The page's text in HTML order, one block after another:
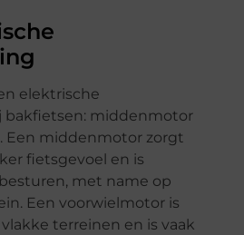
elektrische
bakfietsen: middenmotor
Een middenmotor zorgt
fietsgevoel en is
met name op
Een voorwielmotor is
terreinen en is vaak